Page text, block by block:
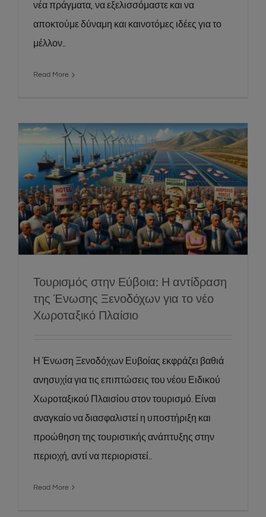
νέα πράγματα, να εξελισσόμαστε και να
αποκτούμε δύναμη και καινοτόμες ιδέες για το
μέλλον..
Read More
Τουρισμός στην Εύβοια: Η αντίδραση της
Ένωσης Ξενοδόχων για το νέο
Χωροταξικό Πλαίσιο
News Social
Τουρισμός στην Εύβοια: Η αντίδραση
της Ένωσης Ξενοδόχων για το νέο
Χωροταξικό Πλαίσιο
Η Ένωση Ξενοδόχων Ευβοίας εκφράζει βαθιά
ανησυχία για τις επιπτώσεις του νέου Ειδικού
Χωροταξικού Πλαισίου στον τουρισμό. Είναι
αναγκαίο να διασφαλιστεί η υποστήριξη και
προώθηση της τουριστικής ανάπτυξης στην
περιοχή, αντί να περιοριστεί..
Read More